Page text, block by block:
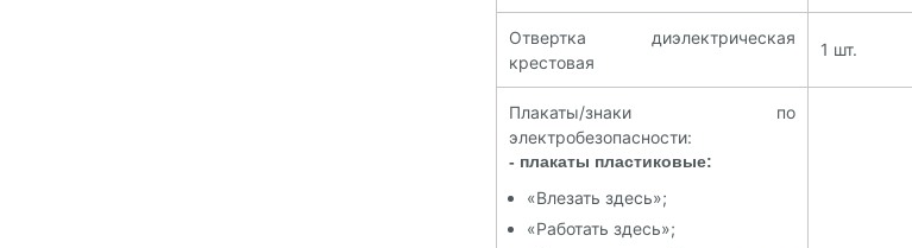
Отвертка диэлектрическая
крестовая
1 шт.
Плакаты/знаки по
электробезопасности:
- плакаты пластиковые:
«Влезать здесь»;
«Работать здесь»;